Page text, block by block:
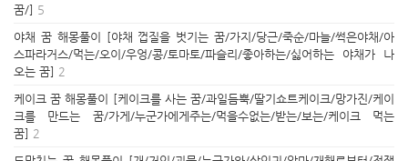
꿈/] 5
야채 꿈 해몽풀이 [야채 껍질을 벗기는 꿈/가지/당근/죽순/마늘/썩은야채/아
스파라거스/먹는/오이/우엉/콩/토마토/파슬리/좋아하는/싫어하는 야채가 나
오는 꿈] 2
케이크 꿈 해몽풀이 [케이크를 사는 꿈/과일듬뿍/딸기쇼트케이크/망가진/케이
크를 만드는 꿈/가게/누군가에게주는/먹을수없는/받는/보는/케이크 먹는
꿈] 2